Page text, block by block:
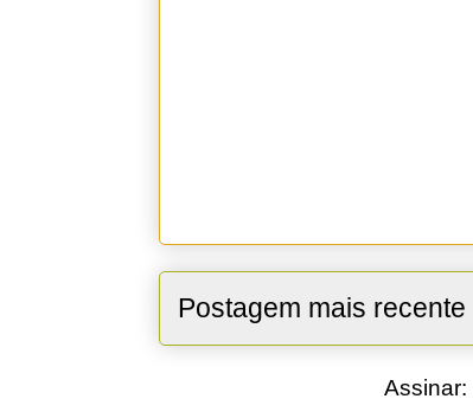
Postagem mais recente
Assinar: